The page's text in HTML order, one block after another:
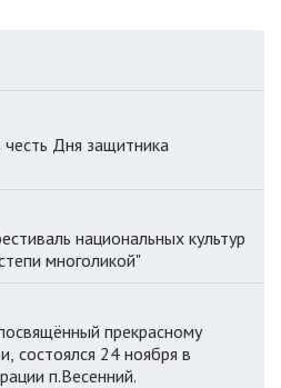
Дня защитника
национальных культур
многоликой"
прекрасному
состоялся 24 ноября в
п.Весенний.